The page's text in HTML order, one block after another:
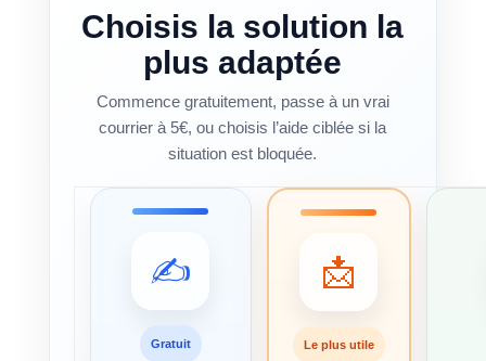
Choisis la solution la
plus adaptée
Commence gratuitement, passe à un vrai
courrier à 5€, ou choisis l’aide ciblée si la
situation est bloquée.
✍️
Gratuit
📩
Le plus utile